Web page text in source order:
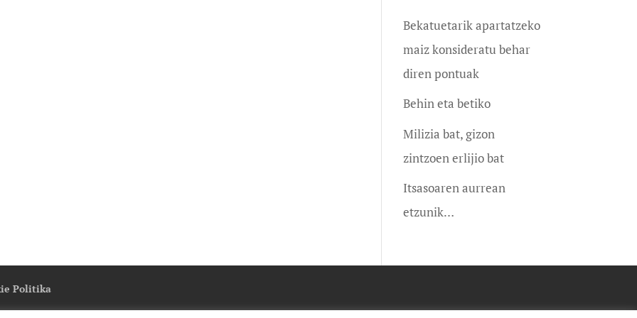
Bekatuetarik apartatzeko
maiz konsideratu behar
diren pontuak
Behin eta betiko
Milizia bat, gizon
zintzoen erlijio bat
Itsasoaren aurrean
etzunik…
Politika